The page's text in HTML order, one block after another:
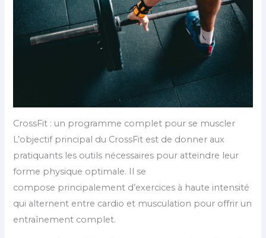
CrossFit : un programme complet pour se muscler
L’objectif principal du CrossFit est de donner aux
pratiquants les outils nécessaires pour atteindre leur
forme physique optimale. Il se
compose principalement d’exercices à haute intensité
qui alternent entre cardio et musculation pour offrir un
entraînement complet.